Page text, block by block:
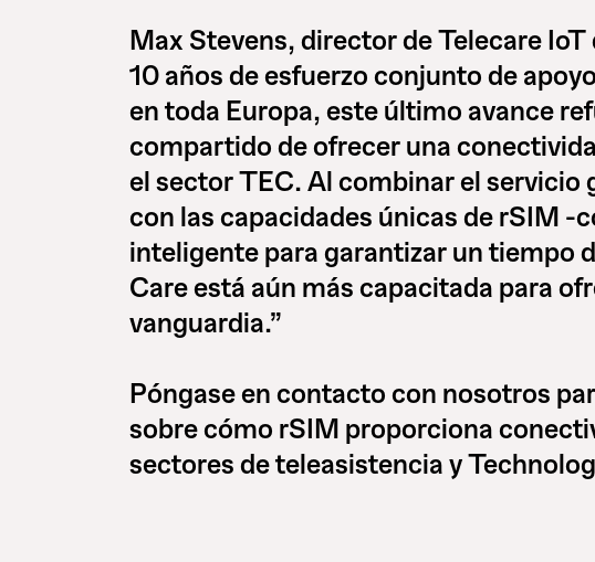
Max Stevens, director de Telecare
10 años de esfuerzo conjunto de
en toda Europa, este último avance
compartido de ofrecer una
el sector TEC. Al combinar el servicio
con las capacidades únicas de rSIM -
inteligente para garantizar un tiempo
Care está aún más capacitada para
vanguardia.”
Póngase en contacto con nosotros
sobre cómo rSIM proporciona
sectores de teleasistencia y